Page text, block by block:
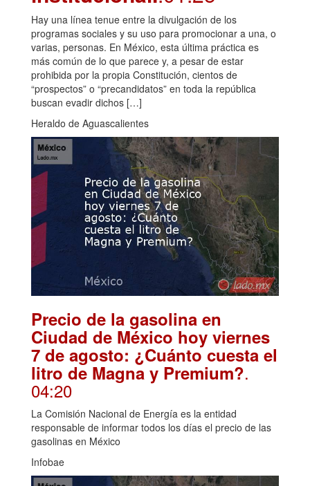
Hay una línea tenue entre la divulgación de los
programas sociales y su uso para promocionar a una, o
varias, personas. En México, esta última práctica es
más común de lo que parece y, a pesar de estar
prohibida por la propia Constitución, cientos de
“prospectos” o “precandidatos” en toda la república
buscan evadir dichos […]
Heraldo de Aguascalientes
Precio de la gasolina en
Ciudad de México hoy viernes
7 de agosto: ¿Cuánto cuesta el
litro de Magna y Premium?.
04:20
La Comisión Nacional de Energía es la entidad
responsable de informar todos los días el precio de las
gasolinas en México
Infobae